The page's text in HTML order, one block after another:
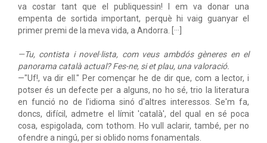
va costar tant que el publiquessin! I em va donar una
empenta de sortida important, perquè hi vaig guanyar el
primer premi de la meva vida, a Andorra. [···]
—Tu, contista i novel·lista, com veus ambdós gèneres en el
panorama català actual? Fes-ne, si et plau, una valoració.
—"Uf!, va dir ell." Per començar he de dir que, com a lector, i
potser és un defecte per a alguns, no ho sé, trio la literatura
en funció no de l'idioma sinó d'altres interessos. Se'm fa,
doncs, difícil, admetre el límit 'català', del qual en sé poca
cosa, espigolada, com tothom. Ho vull aclarir, també, per no
ofendre a ningú, per si oblido noms fonamentals.